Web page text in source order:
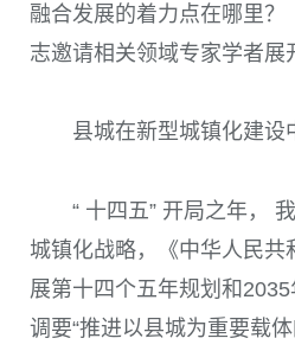
融合发展的着力点在哪里？
志邀请相关领域专家学者展
县城在新型城镇化建设
“ 十四五” 开局之年，
城镇化战略，《中华人民共
展第十四个五年规划和 2035
调要“推进以县城为重要载